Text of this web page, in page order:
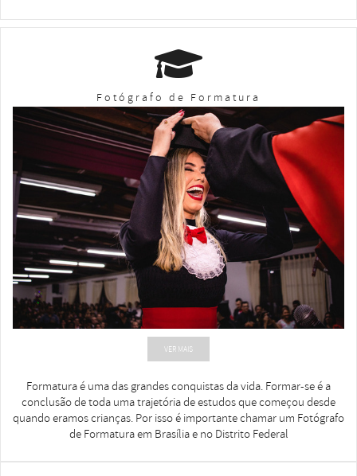
Fotógrafo de Formatura
VER MAIS
Formatura é uma das grandes conquistas da vida. Formar-se é a
conclusão de toda uma trajetória de estudos que começou desde
quando eramos crianças. Por isso é importante chamar um Fotógrafo
de Formatura em Brasília e no Distrito Federal